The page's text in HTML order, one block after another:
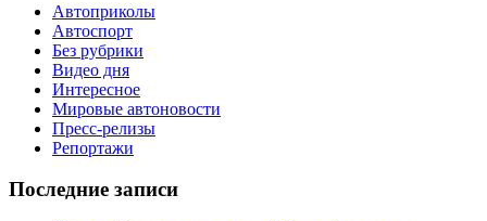
Автоприколы
Автоспорт
Без рубрики
Видео дня
Интересное
Мировые автоновости
Пресс-релизы
Репортажи
Последние записи